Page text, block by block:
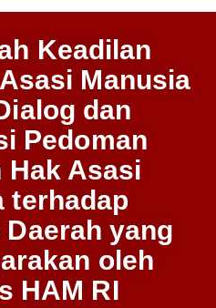
Keadilan
Manusia
dan
Pedoman
Hak Asasi
terhadap
yang
oleh
HAM RI